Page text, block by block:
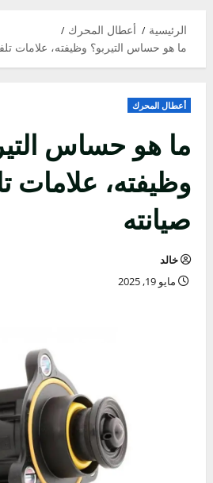
الرئيسية
أعطال المحرك
ما هو حساس التيربو؟ وظيفته، علامات
ما هو حساس
وظيفته، علامات
صيانته